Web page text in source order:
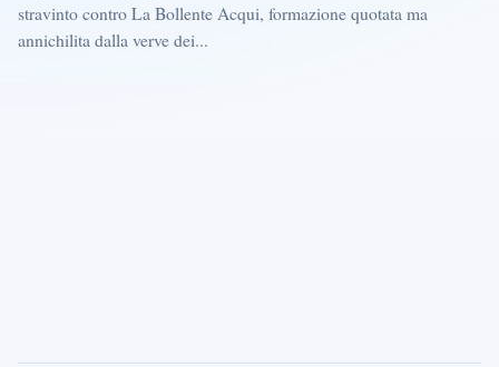
stravinto contro La Bollente Acqui, formazione quotata ma
annichilita dalla verve dei...